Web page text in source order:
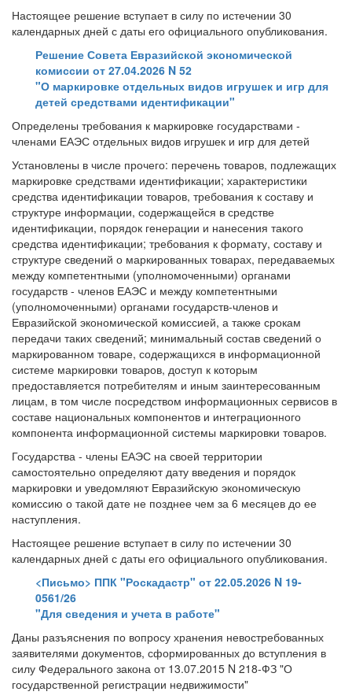
Настоящее решение вступает в силу по истечении 30
календарных дней с даты его официального опубликования.
Решение Совета Евразийской экономической
комиссии от 27.04.2026 N 52
"О маркировке отдельных видов игрушек и игр для
детей средствами идентификации"
Определены требования к маркировке государствами -
членами ЕАЭС отдельных видов игрушек и игр для детей
Установлены в числе прочего: перечень товаров, подлежащих
маркировке средствами идентификации; характеристики
средства идентификации товаров, требования к составу и
структуре информации, содержащейся в средстве
идентификации, порядок генерации и нанесения такого
средства идентификации; требования к формату, составу и
структуре сведений о маркированных товарах, передаваемых
между компетентными (уполномоченными) органами
государств - членов ЕАЭС и между компетентными
(уполномоченными) органами государств-членов и
Евразийской экономической комиссией, а также срокам
передачи таких сведений; минимальный состав сведений о
маркированном товаре, содержащихся в информационной
системе маркировки товаров, доступ к которым
предоставляется потребителям и иным заинтересованным
лицам, в том числе посредством информационных сервисов в
составе национальных компонентов и интеграционного
компонента информационной системы маркировки товаров.
Государства - члены ЕАЭС на своей территории
самостоятельно определяют дату введения и порядок
маркировки и уведомляют Евразийскую экономическую
комиссию о такой дате не позднее чем за 6 месяцев до ее
наступления.
Настоящее решение вступает в силу по истечении 30
календарных дней с даты его официального опубликования.
<Письмо> ППК "Роскадастр" от 22.05.2026 N 19-
0561/26
"Для сведения и учета в работе"
Даны разъяснения по вопросу хранения невостребованных
заявителями документов, сформированных до вступления в
силу Федерального закона от 13.07.2015 N 218-ФЗ "О
государственной регистрации недвижимости"